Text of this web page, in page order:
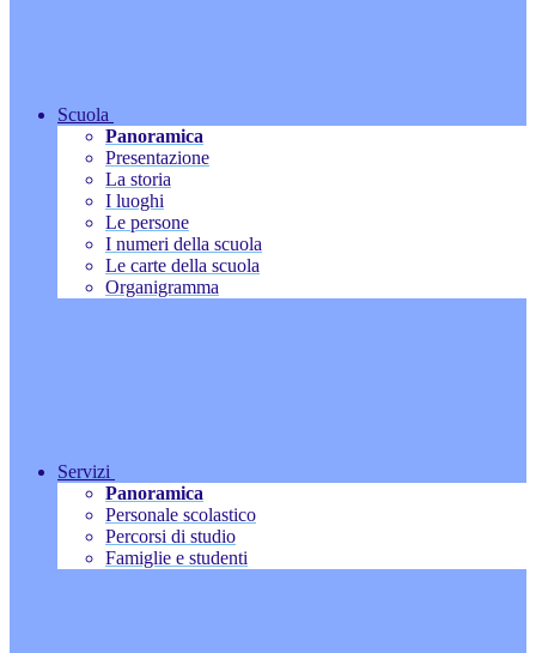
Scuola
Panoramica
Presentazione
La storia
I luoghi
Le persone
I numeri della scuola
Le carte della scuola
Organigramma
Servizi
Panoramica
Personale scolastico
Percorsi di studio
Famiglie e studenti